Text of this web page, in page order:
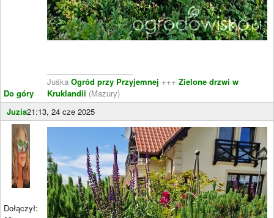
Do góry
Juśka Ogród przy Przyjemnej +++ Zielone drzwi w
Kruklandii (Mazury)
Juzia21:13, 24 cze 2025
Dołączył: